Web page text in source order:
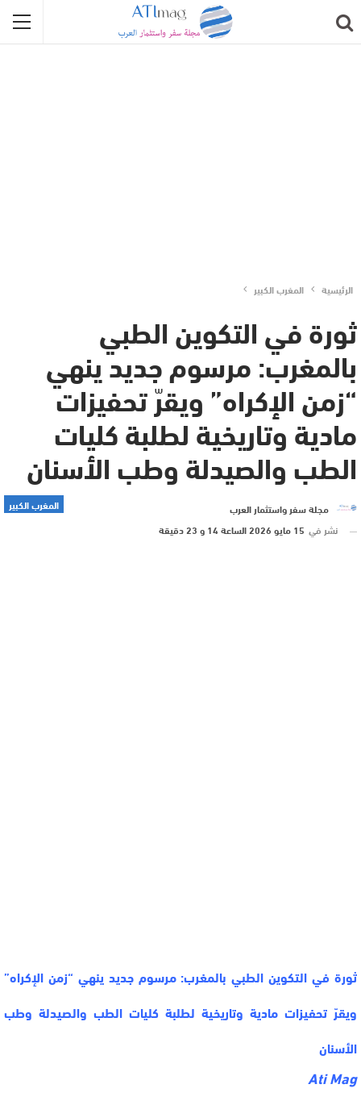
الرئيسية المغرب الكبير
ثورة في التكوين الطبي
بالمغرب: مرسوم جديد ينهي
“زمن الإكراه” ويقرّ تحفيزات
مادية وتاريخية لطلبة كليات
الطب والصيدلة وطب الأسنان
المغرب الكبير
مجلة سفر واستثمار العرب
نشر في 15 مايو 2026 الساعة 14 و 23 دقيقة
ثورة في التكوين الطبي بالمغرب: مرسوم جديد ينهي “زمن الإكراه”
ويقرّ تحفيزات مادية وتاريخية لطلبة كليات الطب والصيدلة وطب
الأسنان
Ati Mag